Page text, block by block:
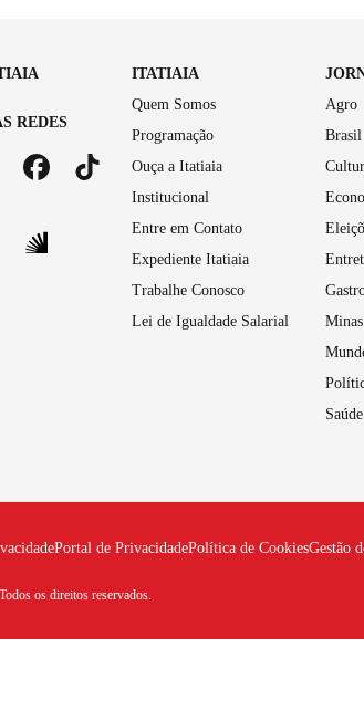
REDES
ITATIAIA
Quem Somos
Programação
Ouça a Itatiaia
Institucional
Entre em Contato
Expediente Itatiaia
Trabalhe Conosco
Lei de Igualdade Salarial
Agro
Brasil
Saúde
Portal de PrivacidadePolítica de CookiesGestão
os direitos reservados.